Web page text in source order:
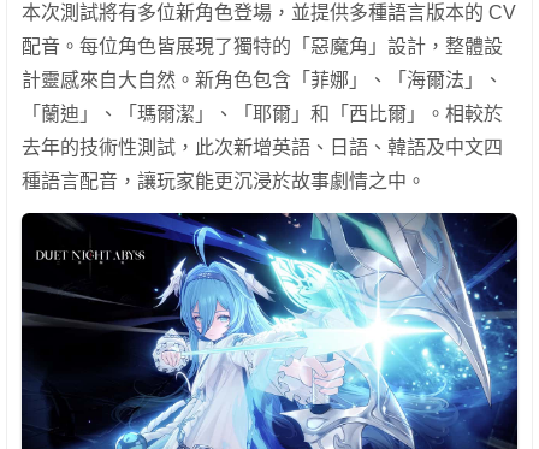
本次測試將有多位新角色登場，並提供多種語言版本的 CV
配音。每位角色皆展現了獨特的「惡魔角」設計，整體設
計靈感來自大自然。新角色包含「菲娜」、「海爾法」、
「蘭迪」、「瑪爾潔」、「耶爾」和「西比爾」。相較於
去年的技術性測試，此次新增英語、日語、韓語及中文四
種語言配音，讓玩家能更沉浸於故事劇情之中。